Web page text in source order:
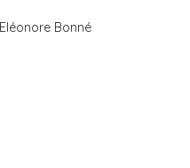
Eléonore Bonné